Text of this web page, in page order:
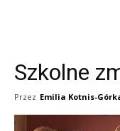
Szkolne
Przez Emilia Kotnis-